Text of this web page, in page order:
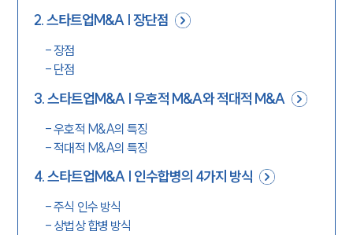
2.스타트업M&A | 장단점
-장점
- 단점
3.스타트업M&A | 우호적 M&A와 적대적 M&A
-우호적 M&A의 특징
-적대적 M&A의 특징
4.스타트업M&A | 인수합병의 4가지 방식
-주식 인수 방식
- 상법상 합병 방식